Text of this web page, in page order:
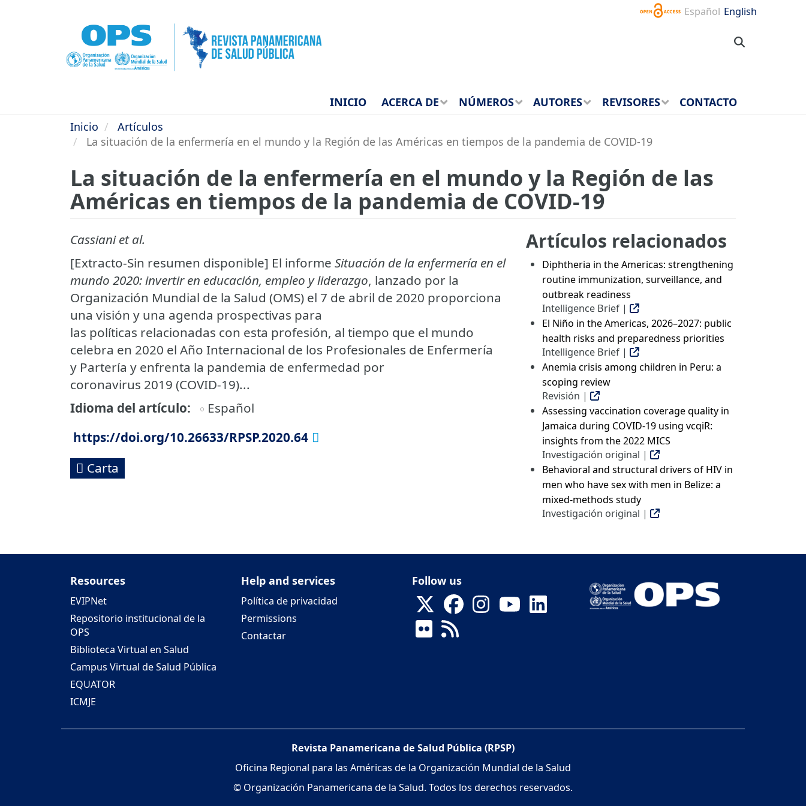
Español English
INICIO ACERCA DE NÚMEROS AUTORES REVISORES
CONTACTO
Inicio
Artículos
La situación de la enfermería en el mundo y la Región de las Américas en tiempos de la pandemia de COVID-19
La situación de la enfermería en el mundo y la Región de las
Américas en tiempos de la pandemia de COVID-19
Cassiani et al.
[Extracto-Sin resumen disponible] El informe Situación de la enfermería en el
mundo 2020: invertir en educación, empleo y liderazgo, lanzado por la
Organización Mundial de la Salud (OMS) el 7 de abril de 2020 proporciona
una visión y una agenda prospectivas para
las políticas relacionadas con esta profesión, al tiempo que el mundo
celebra en 2020 el Año Internacional de los Profesionales de Enfermería
y Partería y enfrenta la pandemia de enfermedad por
coronavirus 2019 (COVID-19)...
Idioma del artículo
Español
https://doi.org/10.26633/RPSP.2020.64
Carta
Artículos relacionados
Diphtheria in the Americas: strengthening
routine immunization, surveillance, and
outbreak readiness
Intelligence Brief |
El Niño in the Americas, 2026–2027: public
health risks and preparedness priorities
Intelligence Brief |
Anemia crisis among children in Peru: a
scoping review
Revisión |
Assessing vaccination coverage quality in
Jamaica during COVID-19 using vcqiR:
insights from the 2022 MICS
Investigación original |
Behavioral and structural drivers of HIV in
men who have sex with men in Belize: a
mixed-methods study
Investigación original |
Resources
EVIPNet
Repositorio institucional de la
OPS
Biblioteca Virtual en Salud
Campus Virtual de Salud Pública
EQUATOR
ICMJE
Help and services
Política de privacidad
Permissions
Contactar
Follow us
Revista Panamericana de Salud Pública (RPSP)
Oficina Regional para las Américas de la Organización Mundial de la Salud
© Organización Panamericana de la Salud. Todos los derechos reservados.